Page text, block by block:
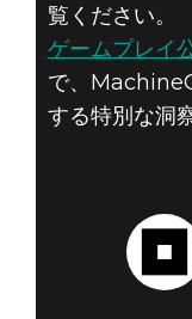
覧ください。
ゲームプレイ
で、
する特別な洞